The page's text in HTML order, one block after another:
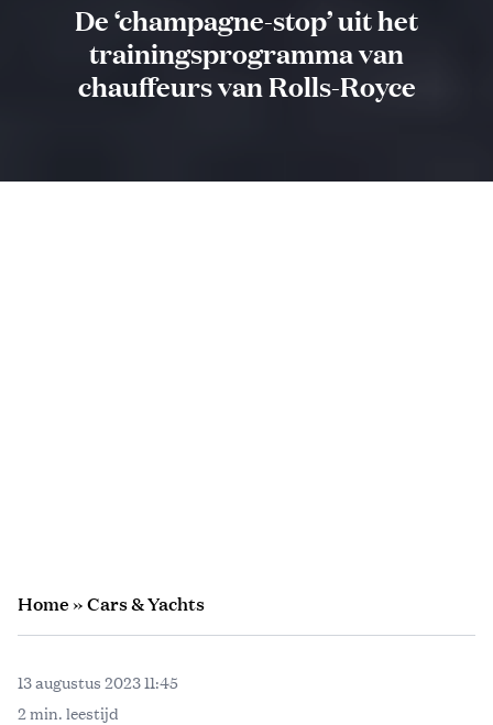
De ‘champagne-stop’ uit het
trainingsprogramma van
chauffeurs van Rolls-Royce
Home»Cars & Yachts
13 augustus 2023 11:45
2 min. leestijd